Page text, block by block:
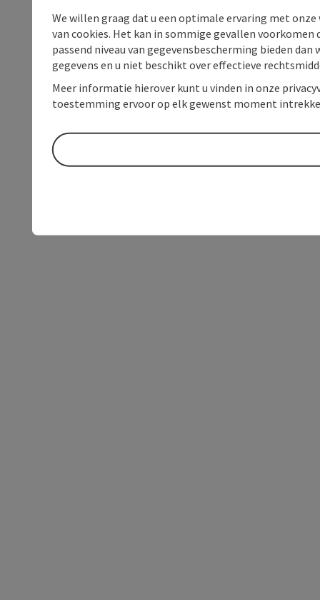
We willen graag dat u een optimale ervaring met
van cookies. Het kan in sommige gevallen voorkomen
passend niveau van gegevensbescherming bieden
gegevens en u niet beschikt over effectieve
Meer informatie hierover kunt u vinden in onze
toestemming ervoor op elk gewenst moment